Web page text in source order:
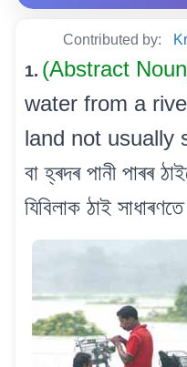
Contributed by:
1. (Abstract
water from a
land not usually
বা হ্ৰদৰ পানী পাৰৰ
যিবিলাক ঠাই